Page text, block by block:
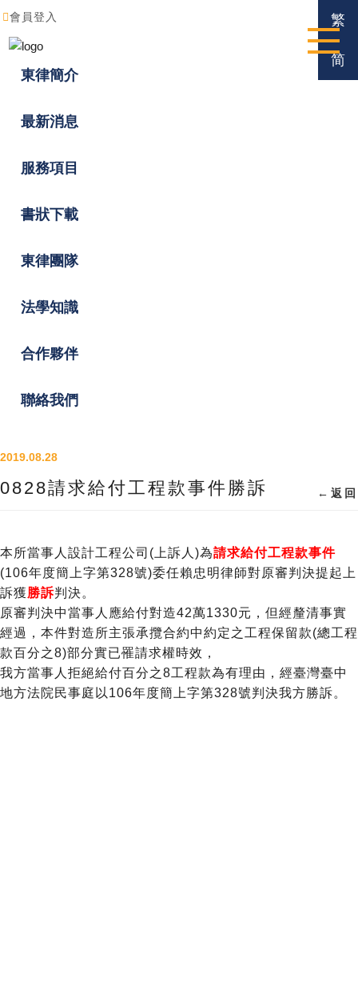
東律簡介
最新消息
服務項目
書狀下載
東律團隊
法學知識
合作夥伴
聯絡我們
繁
简
會員登入
2019.08.28
0828請求給付工程款事件勝訴 ← 返回
本所當事人設計工程公司(上訴人)為請求給付工程款事件
(106年度簡上字第328號)委任賴忠明律師對原審判決提起上
訴獲勝訴判決。
原審判決中當事人應給付對造42萬1330元，但經釐清事實
經過，本件對造所主張承攬合約中約定之工程保留款(總工程
款百分之8)部分實已罹請求權時效，
我方當事人拒絕給付百分之8工程款為有理由，經臺灣臺中
地方法院民事庭以106年度簡上字第328號判決我方勝訴。